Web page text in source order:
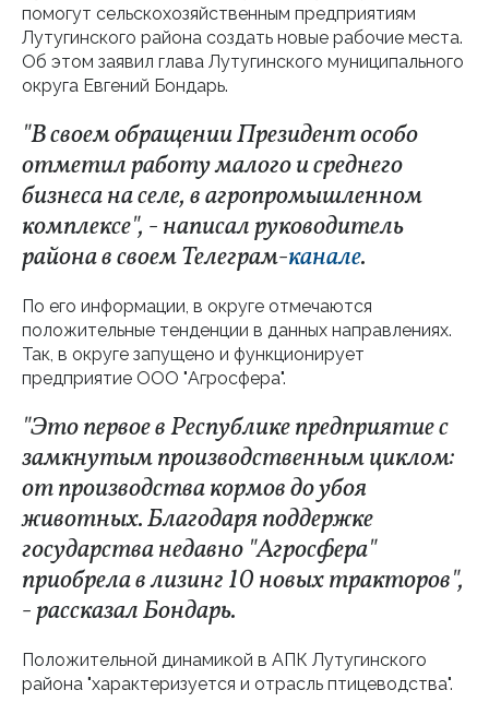
помогут сельскохозяйственным предприятиям
Лутугинского района создать новые рабочие места.
Об этом заявил глава Лутугинского муниципального
округа Евгений Бондарь.
"В своем обращении Президент особо
отметил работу малого и среднего
бизнеса на селе, в агропромышленном
комплексе", - написал руководитель
района в своем Телеграм-канале.
По его информации, в округе отмечаются
положительные тенденции в данных направлениях.
Так, в округе запущено и функционирует
предприятие ООО "Агросфера".
"Это первое в Республике предприятие с
замкнутым производственным циклом:
от производства кормов до убоя
животных. Благодаря поддержке
государства недавно "Агросфера"
приобрела в лизинг 10 новых тракторов",
- рассказал Бондарь.
Положительной динамикой в АПК Лутугинского
района "характеризуется и отрасль птицеводства".